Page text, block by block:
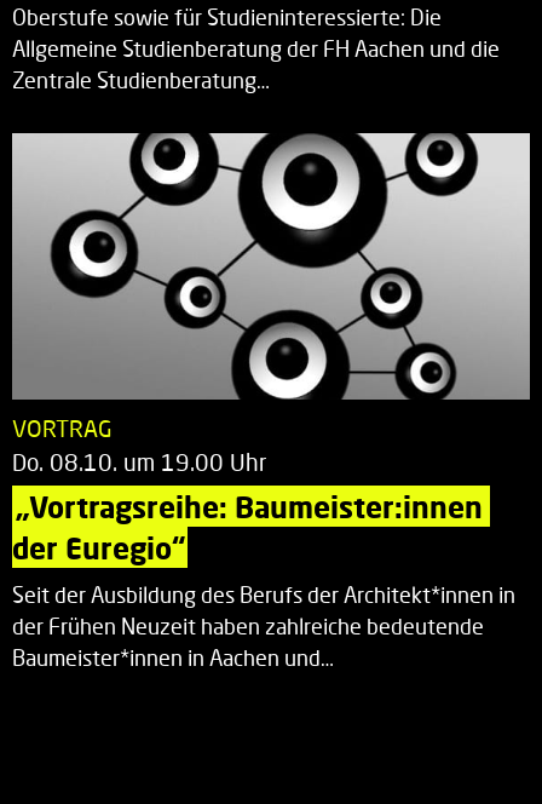
Oberstufe sowie für Studieninteressierte: Die
Allgemeine Studienberatung der FH Aachen und die
Zentrale Studienberatung…
VORTRAG
Do. 08.10. um 19.00 Uhr
„Vortragsreihe: Baumeister:innen
der Euregio“
Seit der Ausbildung des Berufs der Architekt*innen in
der Frühen Neuzeit haben zahlreiche bedeutende
Baumeister*innen in Aachen und…